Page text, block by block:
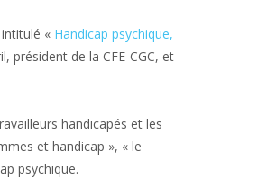
« Handicap psychique,
président de la CFE-CGC, et
handicapés et les
et handicap », « le
psychique.